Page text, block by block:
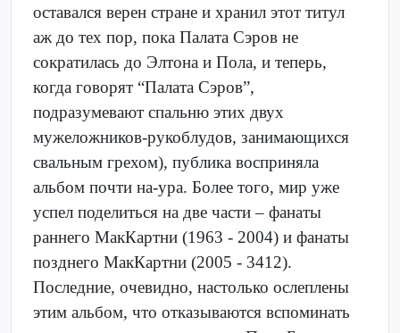
оставался верен стране и хранил этот титул
аж до тех пор, пока Палата Сэров не
сократилась до Элтона и Пола, и теперь,
когда говорят “Палата Сэров”,
подразумевают спальню этих двух
мужеложников-рукоблудов, занимающихся
свальным грехом), публика восприняла
альбом почти на-ура. Более того, мир уже
успел поделиться на две части – фанаты
раннего МакКартни (1963 - 2004) и фанаты
позднего МакКартни (2005 - 3412).
Последние, очевидно, настолько ослеплены
этим альбом, что отказываются вспоминать